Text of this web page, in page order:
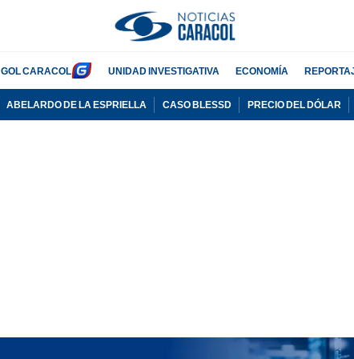
GOL CARACOL UNIDAD INVESTIGATIVA ECONOMÍA
ABELARDO DE LA ESPRIELLA CASO BLESSD PRECIO DEL DÓLAR